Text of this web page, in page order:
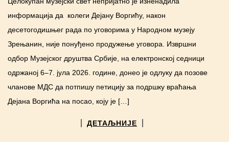
информација да колеги Дејану Воргићу, након
десетогодишњег рада по уговорима у Народном музеју
Зрењанин, није понуђено продужење уговора. Извршни
одбор Музејског друштва Србије, на електронској седници
одржаној 6‒7. јула 2026. године, донео је одлуку да позове
чланове МДС да потпишу петицију за подршку враћања
Дејана Воргића на посао, коју је […]
ДЕТАЉНИЈЕ